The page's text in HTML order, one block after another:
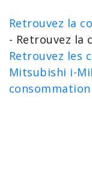
Retrouvez la
- Retrouvez la
Retrouvez les
Mitsubishi i-